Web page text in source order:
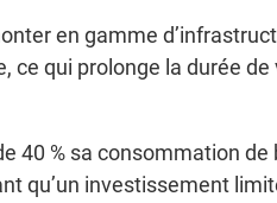
en gamme
ce qui prolonge la durée
40 % sa consommation de
qu’un investissement